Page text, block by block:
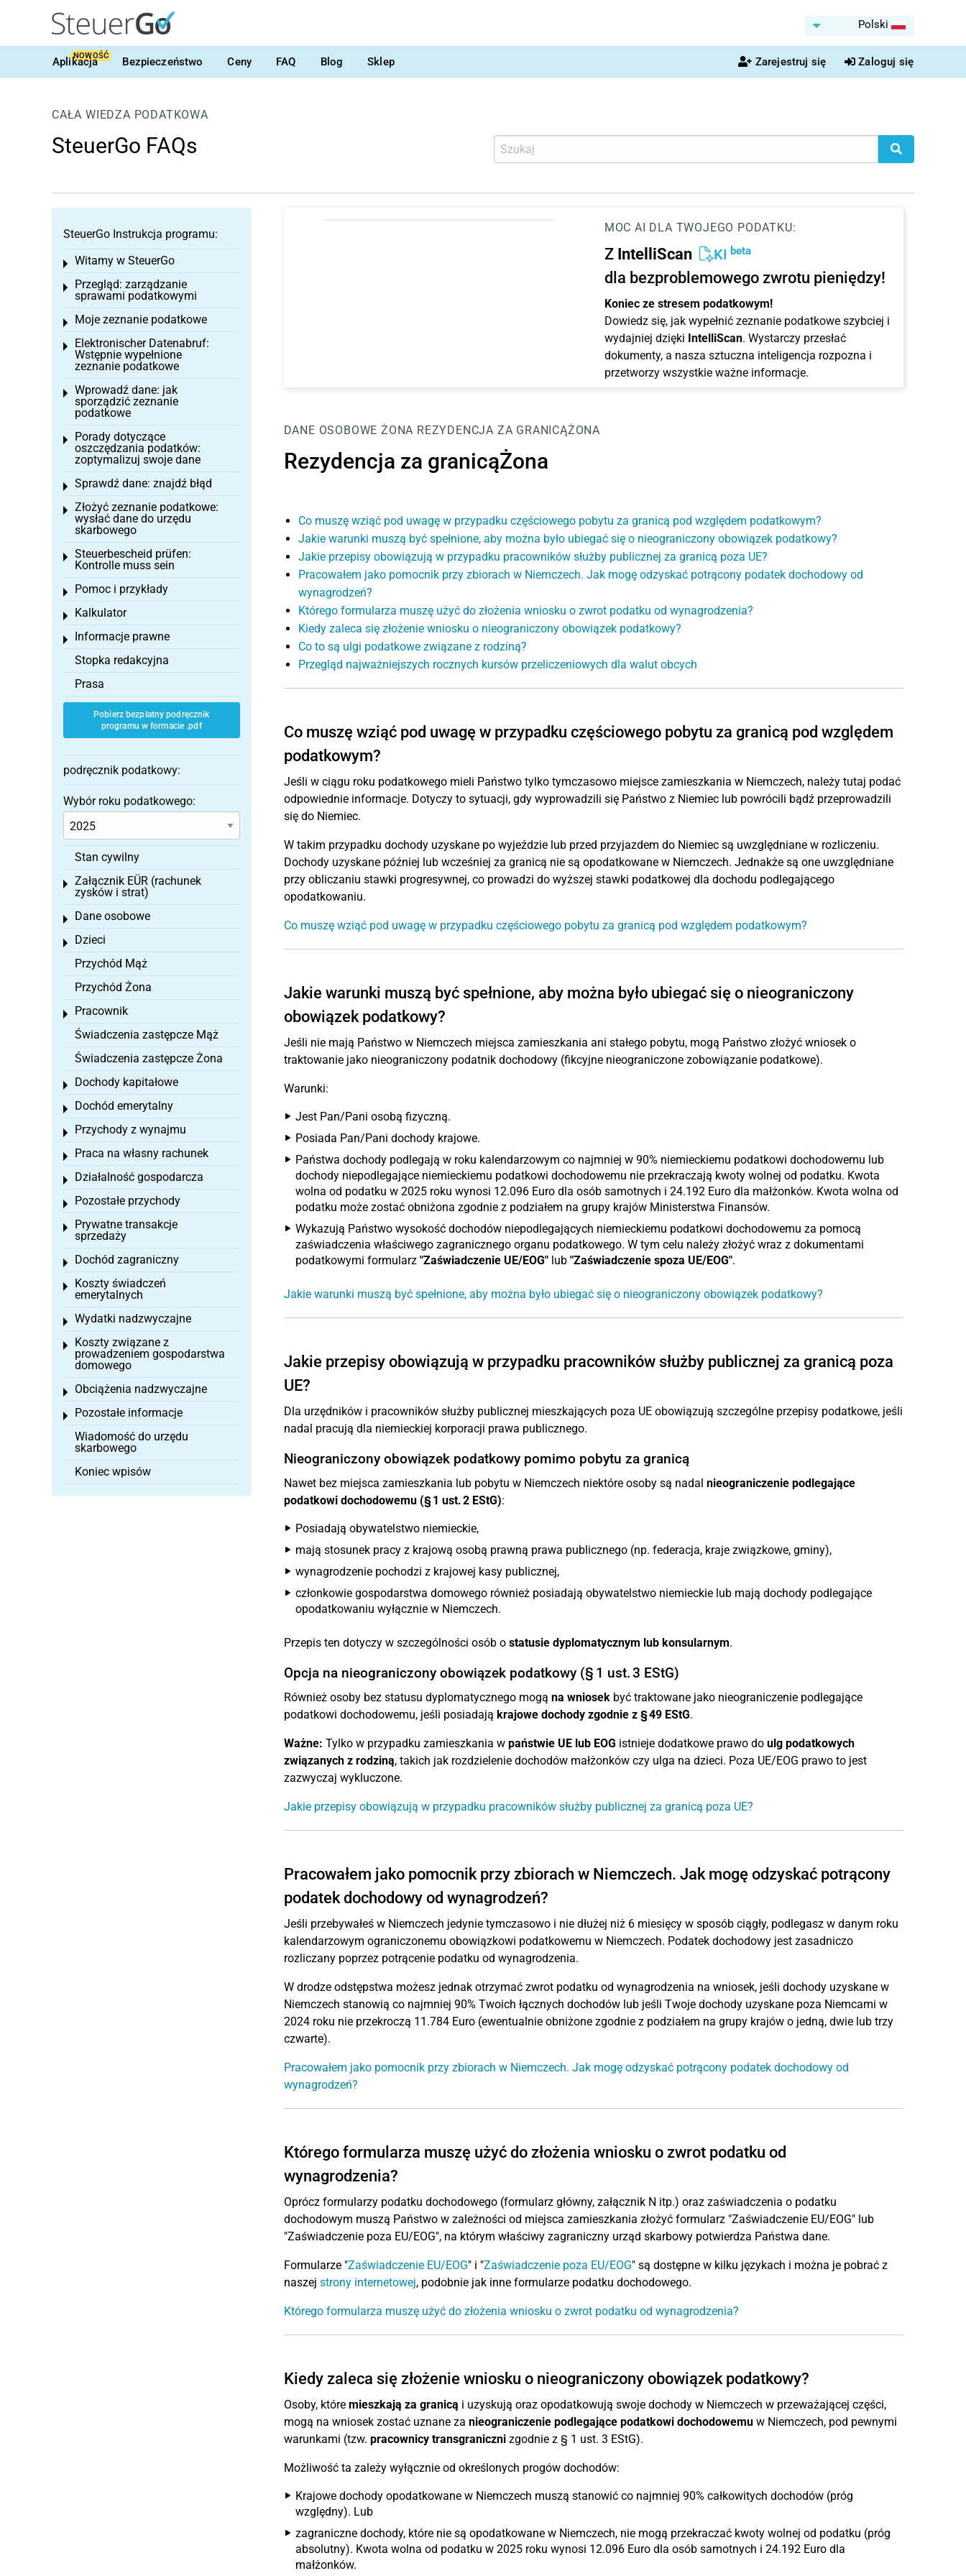
Polski
Aplikacja
NOWOŚĆ Bezpieczeństwo Ceny FAQ Blog Sklep Zarejestruj się Zaloguj się
CAŁA WIEDZA PODATKOWA
SteuerGo FAQs
MOC AI DLA TWOJEGO PODATKU:
Z IntelliScan KI beta
dla bezproblemowego zwrotu pieniędzy!
Koniec ze stresem podatkowym!
Dowiedz się, jak wypełnić zeznanie podatkowe szybciej i
wydajniej dzięki IntelliScan. Wystarczy przesłać
dokumenty, a nasza sztuczna inteligencja rozpozna i
przetworzy wszystkie ważne informacje.
DANE OSOBOWE ŻONA REZYDENCJA ZA GRANICĄŻONA
Rezydencja za granicąŻona
Co muszę wziąć pod uwagę w przypadku częściowego pobytu za granicą pod względem podatkowym?
Jakie warunki muszą być spełnione, aby można było ubiegać się o nieograniczony obowiązek podatkowy?
Jakie przepisy obowiązują w przypadku pracowników służby publicznej za granicą poza UE?
Pracowałem jako pomocnik przy zbiorach w Niemczech. Jak mogę odzyskać potrącony podatek dochodowy od
wynagrodzeń?
Którego formularza muszę użyć do złożenia wniosku o zwrot podatku od wynagrodzenia?
Kiedy zaleca się złożenie wniosku o nieograniczony obowiązek podatkowy?
Co to są ulgi podatkowe związane z rodziną?
Przegląd najważniejszych rocznych kursów przeliczeniowych dla walut obcych
Co muszę wziąć pod uwagę w przypadku częściowego pobytu za granicą pod względem
podatkowym?
Jeśli w ciągu roku podatkowego mieli Państwo tylko tymczasowo miejsce zamieszkania w Niemczech, należy tutaj podać
odpowiednie informacje. Dotyczy to sytuacji, gdy wyprowadzili się Państwo z Niemiec lub powrócili bądź przeprowadzili
się do Niemiec.
W takim przypadku dochody uzyskane po wyjeździe lub przed przyjazdem do Niemiec są uwzględniane w rozliczeniu.
Dochody uzyskane później lub wcześniej za granicą nie są opodatkowane w Niemczech. Jednakże są one uwzględniane
przy obliczaniu stawki progresywnej, co prowadzi do wyższej stawki podatkowej dla dochodu podlegającego
opodatkowaniu.
Co muszę wziąć pod uwagę w przypadku częściowego pobytu za granicą pod względem podatkowym?
Jakie warunki muszą być spełnione, aby można było ubiegać się o nieograniczony
obowiązek podatkowy?
Jeśli nie mają Państwo w Niemczech miejsca zamieszkania ani stałego pobytu, mogą Państwo złożyć wniosek o
traktowanie jako nieograniczony podatnik dochodowy (fikcyjne nieograniczone zobowiązanie podatkowe).
Warunki:
Jest Pan/Pani osobą fizyczną.
Posiada Pan/Pani dochody krajowe.
Państwa dochody podlegają w roku kalendarzowym co najmniej w 90% niemieckiemu podatkowi dochodowemu lub
dochody niepodlegające niemieckiemu podatkowi dochodowemu nie przekraczają kwoty wolnej od podatku. Kwota
wolna od podatku w 2025 roku wynosi 12.096 Euro dla osób samotnych i 24.192 Euro dla małżonków. Kwota wolna od
podatku może zostać obniżona zgodnie z podziałem na grupy krajów Ministerstwa Finansów.
Wykazują Państwo wysokość dochodów niepodlegających niemieckiemu podatkowi dochodowemu za pomocą
zaświadczenia właściwego zagranicznego organu podatkowego. W tym celu należy złożyć wraz z dokumentami
podatkowymi formularz "Zaświadczenie UE/EOG"lub "Zaświadczenie spoza UE/EOG".
Jakie warunki muszą być spełnione, aby można było ubiegać się o nieograniczony obowiązek podatkowy?
Jakie przepisy obowiązują w przypadku pracowników służby publicznej za granicą poza
UE?
Dla urzędników i pracowników służby publicznej mieszkających poza UE obowiązują szczególne przepisy podatkowe, jeśli
nadal pracują dla niemieckiej korporacji prawa publicznego.
Nieograniczony obowiązek podatkowy pomimo pobytu za granicą
Nawet bez miejsca zamieszkania lub pobytu w Niemczech niektóre osoby są nadal nieograniczenie podlegające
podatkowi dochodowemu (§ 1 ust. 2 EStG):
Posiadają obywatelstwo niemieckie,
mają stosunek pracy z krajową osobą prawną prawa publicznego (np. federacja, kraje związkowe, gminy),
wynagrodzenie pochodzi z krajowej kasy publicznej,
członkowie gospodarstwa domowego również posiadają obywatelstwo niemieckie lub mają dochody podlegające
opodatkowaniu wyłącznie w Niemczech.
Przepis ten dotyczy w szczególności osób o statusie dyplomatycznym lub konsularnym.
Opcja na nieograniczony obowiązek podatkowy (§ 1 ust. 3 EStG)
Również osoby bez statusu dyplomatycznego mogą na wniosekbyć traktowane jako nieograniczenie podlegające
podatkowi dochodowemu, jeśli posiadają krajowe dochody zgodnie z § 49 EStG.
Ważne: Tylko w przypadku zamieszkania w państwie UE lub EOG istnieje dodatkowe prawo do ulg podatkowych
związanych z rodziną, takich jak rozdzielenie dochodów małżonków czy ulga na dzieci. Poza UE/EOG prawo to jest
zazwyczaj wykluczone.
Jakie przepisy obowiązują w przypadku pracowników służby publicznej za granicą poza UE?
Pracowałem jako pomocnik przy zbiorach w Niemczech. Jak mogę odzyskać potrącony
podatek dochodowy od wynagrodzeń?
Jeśli przebywałeś w Niemczech jedynie tymczasowo i nie dłużej niż 6 miesięcy w sposób ciągły, podlegasz w danym roku
kalendarzowym ograniczonemu obowiązkowi podatkowemu w Niemczech. Podatek dochodowy jest zasadniczo
rozliczany poprzez potrącenie podatku od wynagrodzenia.
W drodze odstępstwa możesz jednak otrzymać zwrot podatku od wynagrodzenia na wniosek, jeśli dochody uzyskane w
Niemczech stanowią co najmniej 90% Twoich łącznych dochodów lub jeśli Twoje dochody uzyskane poza Niemcami w
2024 roku nie przekroczą 11.784 Euro (ewentualnie obniżone zgodnie z podziałem na grupy krajów o jedną, dwie lub trzy
czwarte).
Pracowałem jako pomocnik przy zbiorach w Niemczech. Jak mogę odzyskać potrącony podatek dochodowy od
wynagrodzeń?
Którego formularza muszę użyć do złożenia wniosku o zwrot podatku od
wynagrodzenia?
Oprócz formularzy podatku dochodowego (formularz główny, załącznik N itp.) oraz zaświadczenia o podatku
dochodowym muszą Państwo w zależności od miejsca zamieszkania złożyć formularz "Zaświadczenie EU/EOG" lub
"Zaświadczenie poza EU/EOG", na którym właściwy zagraniczny urząd skarbowy potwierdza Państwa dane.
Formularze "Zaświadczenie EU/EOG" i "Zaświadczenie poza EU/EOG" są dostępne w kilku językach i można je pobrać z
naszej strony internetowej, podobnie jak inne formularze podatku dochodowego.
Którego formularza muszę użyć do złożenia wniosku o zwrot podatku od wynagrodzenia?
Kiedy zaleca się złożenie wniosku o nieograniczony obowiązek podatkowy?
Osoby, które mieszkają za granicą i uzyskują oraz opodatkowują swoje dochody w Niemczech w przeważającej części,
mogą na wniosek zostać uznane za nieograniczenie podlegające podatkowi dochodowemuw Niemczech, pod pewnymi
warunkami (tzw. pracownicy transgranicznizgodnie z § 1 ust. 3 EStG).
Możliwość ta zależy wyłącznie od określonych progów dochodów:
Krajowe dochody opodatkowane w Niemczech muszą stanowić co najmniej 90% całkowitych dochodów (próg
względny). Lub
zagraniczne dochody, które nie są opodatkowane w Niemczech, nie mogą przekraczać kwoty wolnej od podatku (próg
absolutny). Kwota wolna od podatku w 2025 roku wynosi 12.096 Euro dla osób samotnych i 24.192 Euro dla
małżonków.
SteuerGo Instrukcja programu:
Witamy w SteuerGo
Toggle menu
Przegląd: zarządzanie
sprawami podatkowymi
Toggle menu
Moje zeznanie podatkowe
Toggle menu
Elektronischer Datenabruf:
Wstępnie wypełnione
zeznanie podatkowe
Toggle menu
Wprowadź dane: jak
sporządzić zeznanie
podatkowe
Toggle menu
Porady dotyczące
oszczędzania podatków:
zoptymalizuj swoje dane
Toggle menu
Sprawdź dane: znajdź błąd
Toggle menu
Złożyć zeznanie podatkowe:
wysłać dane do urzędu
skarbowego
Toggle menu
Steuerbescheid prüfen:
Kontrolle muss sein
Toggle menu
Pomoc i przykłady
Toggle menu
Kalkulator
Toggle menu
Informacje prawne
Toggle menu
Stopka redakcyjna
Prasa
Pobierz bezpłatny podręcznik
programu w formacie .pdf
podręcznik podatkowy:
Wybór roku podatkowego:
Stan cywilny
Załącznik EÜR (rachunek
zysków i strat)
Toggle menu
Dane osobowe
Toggle menu
Dzieci
Toggle menu
Przychód Mąż
Przychód Żona
Pracownik
Toggle menu
Świadczenia zastępcze Mąż
Świadczenia zastępcze Żona
Dochody kapitałowe
Toggle menu
Dochód emerytalny
Toggle menu
Przychody z wynajmu
Toggle menu
Praca na własny rachunek
Toggle menu
Działalność gospodarcza
Toggle menu
Pozostałe przychody
Toggle menu
Prywatne transakcje
sprzedaży
Toggle menu
Dochód zagraniczny
Toggle menu
Koszty świadczeń
emerytalnych
Toggle menu
Wydatki nadzwyczajne
Toggle menu
Koszty związane z
prowadzeniem gospodarstwa
domowego
Toggle menu
Obciążenia nadzwyczajne
Toggle menu
Pozostałe informacje
Toggle menu
Wiadomość do urzędu
skarbowego
Koniec wpisów